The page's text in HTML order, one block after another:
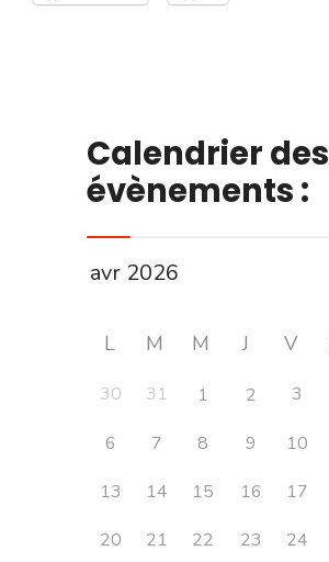
Calendrier des
évènements :
L M M J V
30 31 1 2 3
6
7 8 9 10
13
14 15 16 17
20
21 22 23 24